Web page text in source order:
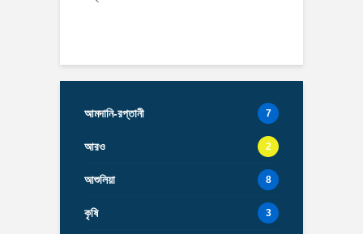
আমদানি-রপ্তানী 7
আরও 2
আশুলিয়া 8
কৃষি 3